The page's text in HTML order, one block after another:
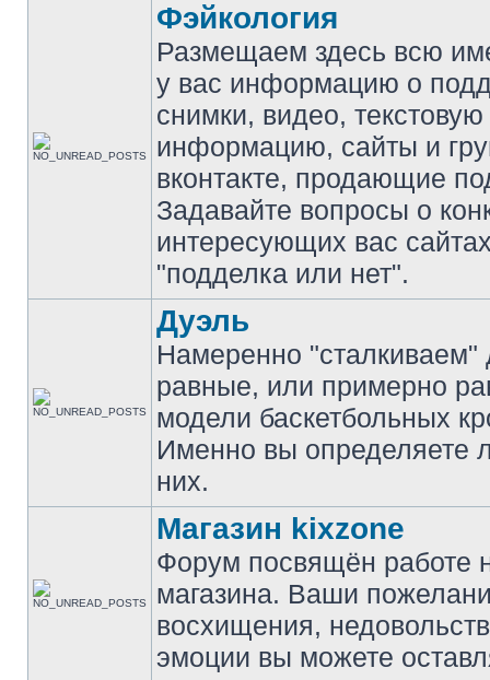
Фэйкология
Размещаем здесь всю
у вас информацию о
снимки, видео, текстовую
информацию, сайты и
вконтакте, продающие
Задавайте вопросы о
интересующих вас
"подделка или нет".
Дуэль
Намеренно "сталкиваем"
равные, или примерно
модели баскетбольных
Именно вы определяете
них.
Магазин kixzone
Форум посвящён работе
магазина. Ваши
восхищения,
эмоции вы можете